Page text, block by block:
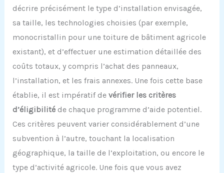
décrire précisément le type d’installation envisagée,
sa taille, les technologies choisies (par exemple,
monocristallin pour une toiture de bâtiment agricole
existant), et d’effectuer une estimation détaillée des
coûts totaux, y compris l’achat des panneaux,
l’installation, et les frais annexes. Une fois cette base
établie, il est impératif de vérifier les critères
d’éligibilitéde chaque programme d’aide potentiel.
Ces critères peuvent varier considérablement d’une
subvention à l’autre, touchant la localisation
géographique, la taille de l’exploitation, ou encore le
type d’activité agricole. Une fois que vous avez